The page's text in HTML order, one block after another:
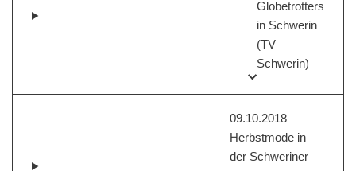
Globetrotters
in Schwerin
(TV
Schwerin)
09.10.2018 –
Herbstmode in
der Schweriner